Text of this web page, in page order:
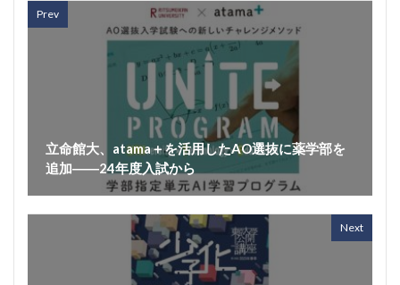
Prev
立命館大、atama＋を活用したAO選抜に薬学部を
追加――24年度入試から
Next